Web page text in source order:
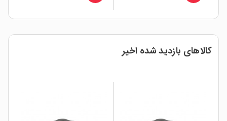
کالاهای بازدید شده اخیر